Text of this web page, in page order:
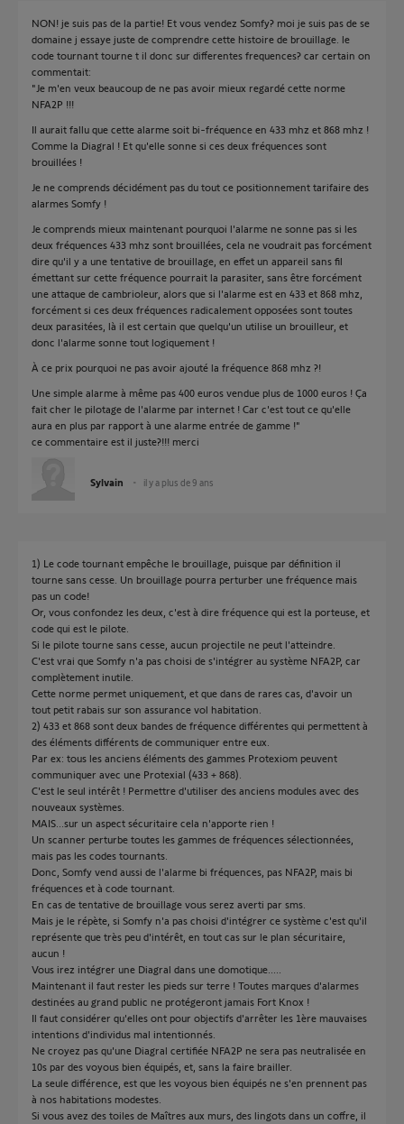
NON! je suis pas de la partie! Et vous vendez Somfy? moi je suis pas de se
domaine j essaye juste de comprendre cette histoire de brouillage. le
code tournant tourne t il donc sur differentes frequences? car certain on
commentait:
"Je m'en veux beaucoup de ne pas avoir mieux regardé cette norme
NFA2P !!!
Il aurait fallu que cette alarme soit bi-fréquence en 433 mhz et 868 mhz !
Comme la Diagral ! Et qu'elle sonne si ces deux fréquences sont
brouillées !
Je ne comprends décidément pas du tout ce positionnement tarifaire des
alarmes Somfy !
Je comprends mieux maintenant pourquoi l'alarme ne sonne pas si les
deux fréquences 433 mhz sont brouillées, cela ne voudrait pas forcément
dire qu'il y a une tentative de brouillage, en effet un appareil sans fil
émettant sur cette fréquence pourrait la parasiter, sans être forcément
une attaque de cambrioleur, alors que si l'alarme est en 433 et 868 mhz,
forcément si ces deux fréquences radicalement opposées sont toutes
deux parasitées, là il est certain que quelqu'un utilise un brouilleur, et
donc l'alarme sonne tout logiquement !
À ce prix pourquoi ne pas avoir ajouté la fréquence 868 mhz ?!
Une simple alarme à même pas 400 euros vendue plus de 1000 euros ! Ça
fait cher le pilotage de l'alarme par internet ! Car c'est tout ce qu'elle
aura en plus par rapport à une alarme entrée de gamme !"
ce commentaire est il juste?!!! merci
Sylvain il y a plus de 9 ans
1) Le code tournant empêche le brouillage, puisque par définition il
tourne sans cesse. Un brouillage pourra perturber une fréquence mais
pas un code!
Or, vous confondez les deux, c'est à dire fréquence qui est la porteuse, et
code qui est le pilote.
Si le pilote tourne sans cesse, aucun projectile ne peut l'atteindre.
C'est vrai que Somfy n'a pas choisi de s'intégrer au système NFA2P, car
complètement inutile.
Cette norme permet uniquement, et que dans de rares cas, d'avoir un
tout petit rabais sur son assurance vol habitation.
2) 433 et 868 sont deux bandes de fréquence différentes qui permettent à
des éléments différents de communiquer entre eux.
Par ex: tous les anciens éléments des gammes Protexiom peuvent
communiquer avec une Protexial (433 + 868).
C'est le seul intérêt ! Permettre d'utiliser des anciens modules avec des
nouveaux systèmes.
MAIS...sur un aspect sécuritaire cela n'apporte rien !
Un scanner perturbe toutes les gammes de fréquences sélectionnées,
mais pas les codes tournants.
Donc, Somfy vend aussi de l'alarme bi fréquences, pas NFA2P, mais bi
fréquences et à code tournant.
En cas de tentative de brouillage vous serez averti par sms.
Mais je le répète, si Somfy n'a pas choisi d'intégrer ce système c'est qu'il
représente que très peu d'intérêt, en tout cas sur le plan sécuritaire,
aucun !
Vous irez intégrer une Diagral dans une domotique.....
Maintenant il faut rester les pieds sur terre ! Toutes marques d'alarmes
destinées au grand public ne protégeront jamais Fort Knox !
Il faut considérer qu'elles ont pour objectifs d'arrêter les 1ère mauvaises
intentions d'individus mal intentionnés.
Ne croyez pas qu'une Diagral certifiée NFA2P ne sera pas neutralisée en
10s par des voyous bien équipés, et, sans la faire brailler.
La seule différence, est que les voyous bien équipés ne s'en prennent pas
à nos habitations modestes.
Si vous avez des toiles de Maîtres aux murs, des lingots dans un coffre, il